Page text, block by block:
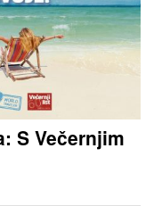
S Večernjim